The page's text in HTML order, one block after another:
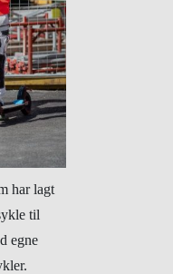
har lagt
til
egne